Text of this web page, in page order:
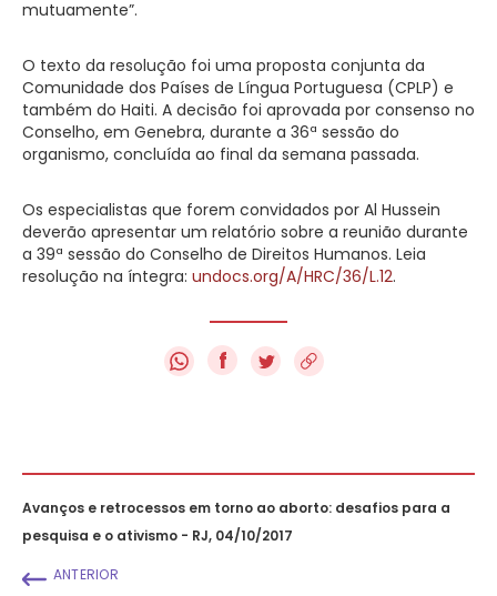
mutuamente”.
O texto da resolução foi uma proposta conjunta da
Comunidade dos Países de Língua Portuguesa (CPLP) e
também do Haiti. A decisão foi aprovada por consenso no
Conselho, em Genebra, durante a 36ª sessão do
organismo, concluída ao final da semana passada.
Os especialistas que forem convidados por Al Hussein
deverão apresentar um relatório sobre a reunião durante
a 39ª sessão do Conselho de Direitos Humanos. Leia
resolução na íntegra: undocs.org/A/HRC/36/L.12.
f
Avanços e retrocessos em torno ao aborto: desafios para a
pesquisa e o ativismo - RJ, 04/10/2017
ANTERIOR